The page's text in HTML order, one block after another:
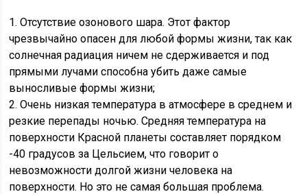
1. Отсутствие озонового шара. Этот фактор
чрезвычайно опасен для любой формы жизни, так как
солнечная радиация ничем не сдерживается и под
прямыми лучами способна убить даже самые
выносливые формы жизни;
2. Очень низкая температура в атмосфере в среднем и
резкие перепады ночью. Средняя температура на
поверхности Красной планеты составляет порядком
-40 градусов за Цельсием, что говорит о
невозможности долгой жизни человека на
поверхности. Но это не самая большая проблема.